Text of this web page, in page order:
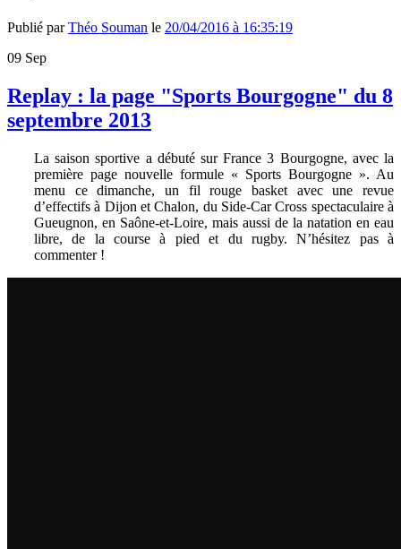
Publié parThéo Souman le 20/04/2016 à 16:35:19
09 Sep
Replay : la page "Sports Bourgogne" du 8
septembre 2013
La saison sportive a débuté sur France 3 Bourgogne, avec la
première page nouvelle formule « Sports Bourgogne ». Au
menu ce dimanche, un fil rouge basket avec une revue
d’effectifs à Dijon et Chalon, du Side-Car Cross spectaculaire à
Gueugnon, en Saône-et-Loire, mais aussi de la natation en eau
libre, de la course à pied et du rugby. N’hésitez pas à
commenter !